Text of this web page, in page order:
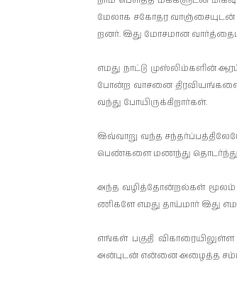
மேலாக சகோ­தர வாஞ்­சை­யுடன்
றனர். இது மோச­மான
எமது நாட்டு முஸ்­லிம்­களின்
போன்ற வாசனை திர­வி­யங்­களை
வந்து போயி­ருக்­கி­றார்கள்.
இவ்­வாறு வந்த
பெண்­களை மணந்து தொடர்ந்தும்
அந்த வழித்­தோன்­றல்கள்
ணி­களே எமது தாய்மார் இது
எங்கள் பகுதி
அன்­புடன் என்னை அழைத்த